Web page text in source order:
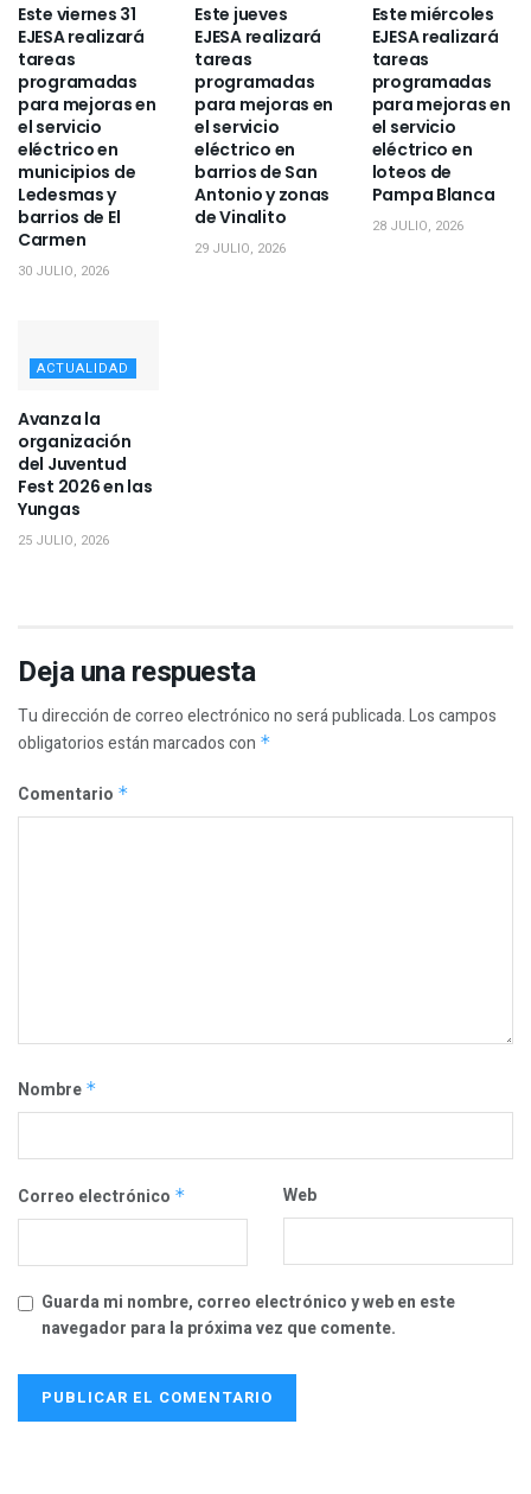
Este viernes 31
EJESA realizará
tareas
programadas
para mejoras en
el servicio
eléctrico en
municipios de
Ledesmas y
barrios de El
Carmen
30 JULIO, 2026
Este jueves
EJESA realizará
tareas
programadas
para mejoras en
el servicio
eléctrico en
barrios de San
Antonio y zonas
de Vinalito
29 JULIO, 2026
Este miércoles
EJESA realizará
tareas
programadas
para mejoras en
el servicio
eléctrico en
loteos de
Pampa Blanca
28 JULIO, 2026
ACTUALIDAD
Avanza la
organización
del Juventud
Fest 2026 en las
Yungas
25 JULIO, 2026
Deja una respuesta
Tu dirección de correo electrónico no será publicada.Los campos
obligatorios están marcados con *
Comentario *
Nombre *
Correo electrónico * Web
Guarda mi nombre, correo electrónico y web en este
navegador para la próxima vez que comente.